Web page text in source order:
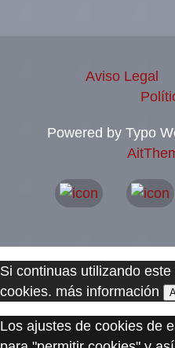
Aviso Legal
Powered by Typo
Si continuas utilizando
cookies. más información
Los ajustes de cookies de